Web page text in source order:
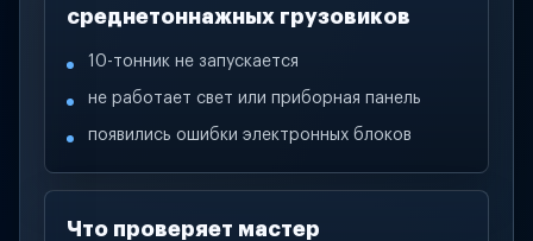
среднетоннажных грузовиков
10-тонник не запускается
не работает свет или приборная панель
появились ошибки электронных блоков
Что проверяет мастер